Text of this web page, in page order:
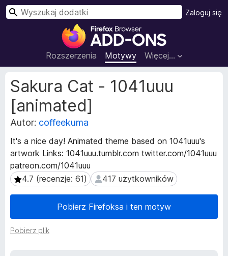
D
o
d
a
t
k
p
r
e
g
ą
Rozszerzenia Motywy Więcej…
Zaloguj się
W
Sakura Cat - 1041uuu
[animated]
Autor: coffeekuma
It's a nice day! Animated theme based on 1041uuu's
artwork Links: 1041uuu.tumblr.com twitter.com/1041uuu
patreon.com/1041uuu
4.7 (recenzje: 61)
4.7 (recenzje: 61) 417 użytkowników
417 użytkowników
Pobierz Firefoksa i ten motyw
Pobierz plik
M
e
a
d
n
e
r
o
z
s
e
r